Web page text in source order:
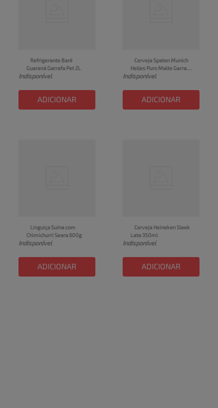
Refrigerante Baré
Guaraná Garrafa Pet 2L
Indisponível
ADICIONAR
Cerveja Spaten Munich
Helles Puro Malte Garrafa
Long Neck 330ml
Indisponível
ADICIONAR
Linguiça Suína com
Chimichurri Seara 600g
Indisponível
ADICIONAR
Cerveja Heineken Sleek
Lata 350ml
Indisponível
ADICIONAR